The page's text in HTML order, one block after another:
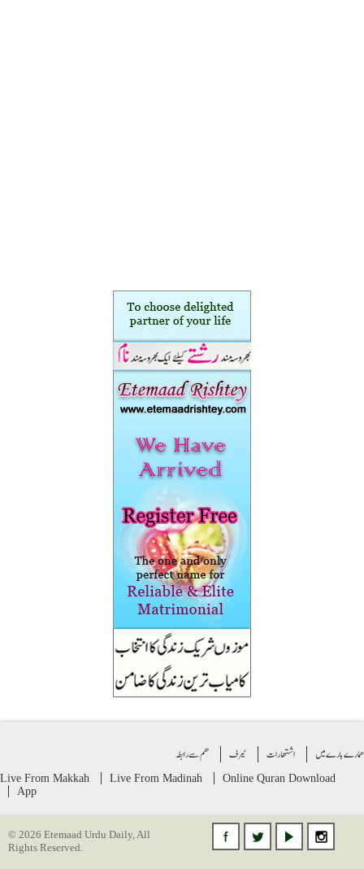
بارے میں اشتهارات ٹیرف ھم سے رابطہ
Live From Makkah Live From Madinah Online Quran Download
App
© 2026 Etemaad Urdu Daily, All
Rights Reserved.